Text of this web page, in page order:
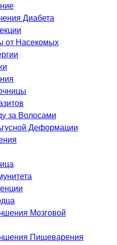
Диабета
от Насекомых
за Волосами
Деформации
Мозговой
Пищеварения